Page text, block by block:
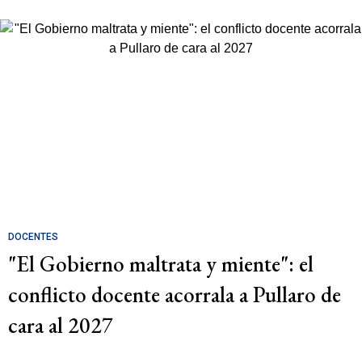
DOCENTES
"El Gobierno maltrata y miente": el
conflicto docente acorrala a Pullaro de
cara al 2027